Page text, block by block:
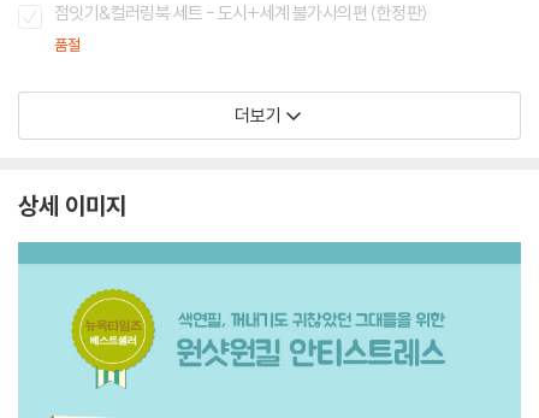
점잇기&컬러링북 세트 - 도시+세계 불가사의편 (한정판)
품절
더보기
상세 이미지